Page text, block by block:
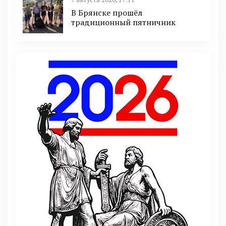
В Брянске прошёл
традиционный пятничник